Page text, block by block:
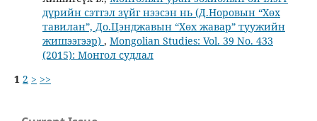
дүрийн сэтгэл зүйг нээсэн нь (Д.Норовын “Хөх
тавилан”, До.Цэнджавын “Хөх жавар” туужийн
жишээгээр) , Mongolian Studies: Vol. 39 No. 433
(2015): Монгол судлал
1 2 > >>